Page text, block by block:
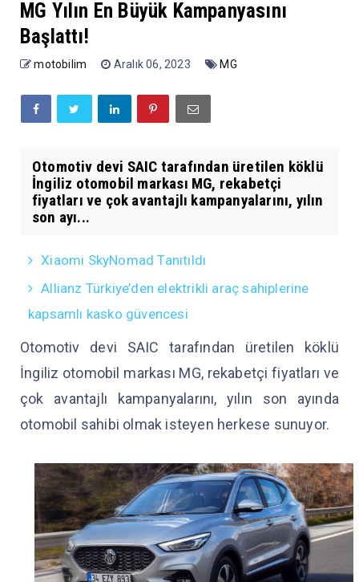
MG Yılın En Büyük Kampanyasını
Başlattı!
motobilim Aralık 06, 2023 MG
Otomotiv devi SAIC tarafından üretilen köklü
İngiliz otomobil markası MG, rekabetçi
fiyatları ve çok avantajlı kampanyalarını, yılın
son ayı...
Xiaomi SkyNomad Tanıtıldı
Allianz Türkiye’den elektrikli araç sahiplerine
kapsamlı kasko güvencesi
Otomotiv devi SAIC tarafından üretilen köklü
İngiliz otomobil markası MG, rekabetçi fiyatları ve
çok avantajlı kampanyalarını, yılın son ayında
otomobil sahibi olmak isteyen herkese sunuyor.